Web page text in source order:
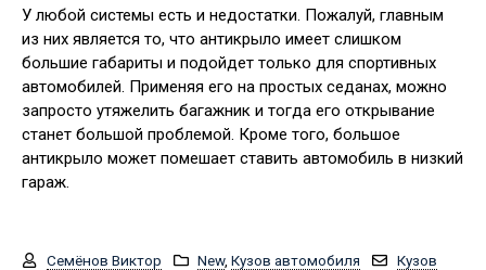
У любой системы есть и недостатки. Пожалуй, главным
из них является то, что антикрыло имеет слишком
большие габариты и подойдет только для спортивных
автомобилей. Применяя его на простых седанах, можно
запросто утяжелить багажник и тогда его открывание
станет большой проблемой. Кроме того, большое
антикрыло может помешает ставить автомобиль в низкий
гараж.
Семёнов Виктор New, Кузов автомобиля Кузов